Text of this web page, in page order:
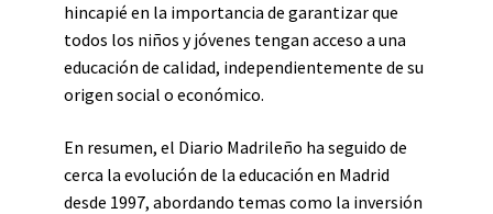
hincapié en la importancia de garantizar que
todos los niños y jóvenes tengan acceso a una
educación de calidad, independientemente de su
origen social o económico.
En resumen, el Diario Madrileño ha seguido de
cerca la evolución de la educación en Madrid
desde 1997, abordando temas como la inversión